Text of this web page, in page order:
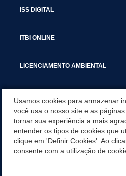
ISS DIGITAL
ITBI ONLINE
LICENCIAMENTO AMBIENTAL
SERVIÇOS
SERVIÇOS DO DEPARTAMENTO DE
Usamos cookies para armazenar
você usa o nosso site e as
tornar sua experiência a mais
entender os tipos de cookies que
clique em 'Definir Cookies'. Ao
consente com a utilização de